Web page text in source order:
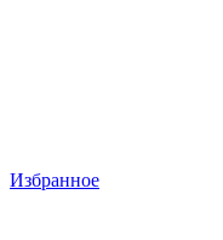
Избранное